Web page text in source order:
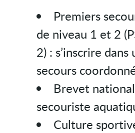
Premiers
de niveau 1 et 2
2) : s’inscrire
secours
Brevet
secouriste
Culture